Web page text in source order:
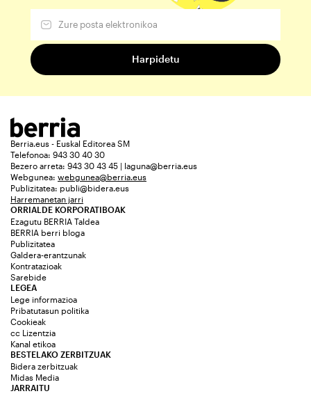
Berria.eus - Euskal Editorea SM
Telefonoa: 943 30 40 30
Bezero arreta: 943 30 43 45 | laguna@berria.eus
Webgunea: webgunea@berria.eus
Publizitatea: publi@bidera.eus
Harremanetan jarri
ORRIALDE KORPORATIBOAK
Ezagutu BERRIA Taldea
BERRIA berri bloga
Publizitatea
Galdera-erantzunak
Kontratazioak
Sarebide
JARRAITU
LEGEA
Lege informazioa
Pribatutasun politika
Cookieak
cc Lizentzia
Kanal etikoa
BESTELAKO ZERBITZUAK
Bidera zerbitzuak
Midas Media